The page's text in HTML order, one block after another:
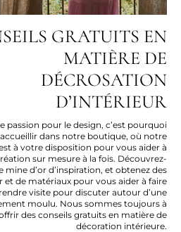
GRATUITS EN
MATIÈRE DE
DÉCROSATION
D’INTÉRIEUR
passion pour le design, c’est pourquoi
dans notre boutique, où notre
à votre disposition pour vous aider à
sur mesure à la fois. Découvrez-
mine d’or d’inspiration, et obtenez des
et de matériaux pour vous aider à faire
visite pour discuter autour d’une
moulu. Nous sommes toujours à
des conseils gratuits en matière de
décoration intérieure.